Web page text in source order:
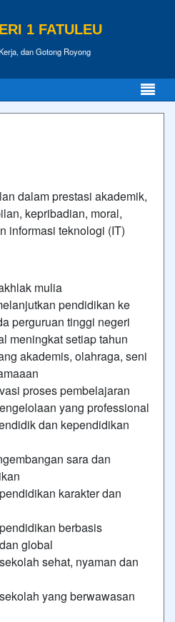
1 FATULEU
dan Gotong Royong
dalam prestasi akademik,
kepribadian, moral,
informasi teknologi (IT)
mulia
pendidikan ke
perguruan tinggi negeri
meningkat setiap tahun
akademis, olahraga, seni
proses pembelajaran
yang professional
dan kependidikan
sara dan
karakter dan
berbasis
global
sehat, nyaman dan
yang berwawasan